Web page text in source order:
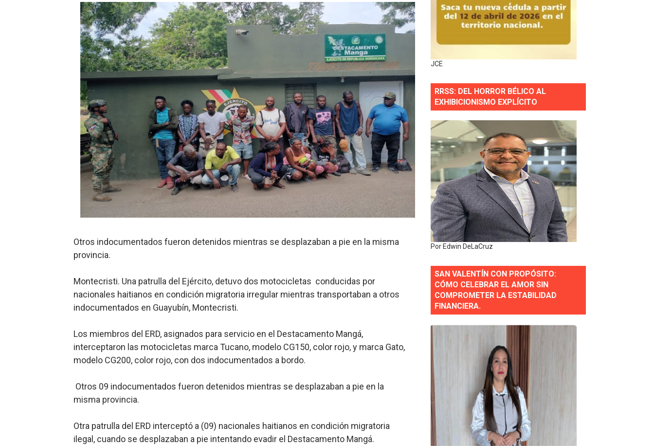
​Domingo Plácido critica la situación económica y califica de ineficiente la gestión del gobierno
Graduación XII Promoción Servicio Militar Voluntario
Fellito Suberví asegura en Carolina Mejía RD tiene la oportunidad histórica de elegir la primera mujer presidente de la República
Hipótesis policial sobre atentado a balazos en la avenida Abraham Lincoln y fallecer horas después
CESDN urge fortalecer el sistema eléctrico ante constantes apagones en Santo Domingo Norte
Cacerolazos, gomas quemadas y bombas lagrimógenas: Tensión en la Fernández Domínguez por apagones en Cayenas y Residencial Amalia
Roberto Ángel Salcedo anuncia festival cultural para la región Este
Roberto Ángel Salcedo anuncia festival cultural para la región Este
Lee Ballester a los que se forman como agentes “Todo el equipo de la DGM debe acogerse a normas éticas y ser garante de los derechos de
Operativo Interinstitucional “Compromiso Ambiental 2.0”
Trabajadores de la prensa y Obispado de la Provincia Santo Domingo Acuerdan Alianza Estratégica para Impulsar el Desarrollo de Santo
Más de 180 dirigentes sindicales de las Américas se reúnen en República Dominicana para fortalecer el diálogo social y el trabajo decente
Restaurante Amigos es reconocido por sus cuatro décadas de excelencia en el sector gastronómico
Otros indocumentados fueron detenidos mientras se desplazaban a pie en la misma
provincia.
Montecristi. Una patrulla del Ejército, detuvo dos motocicletas conducidas por
nacionales haitianos en condición migratoria irregular mientras transportaban a otros
indocumentados en Guayubín, Montecristi.
Los miembros del ERD, asignados para servicio en el Destacamento Mangá,
interceptaron las motocicletas marca Tucano, modelo CG150, color rojo, y marca Gato,
modelo CG200, color rojo, con dos indocumentados a bordo.
Otros 09 indocumentados fueron detenidos mientras se desplazaban a pie en la
misma provincia.
Otra patrulla del ERD interceptó a (09) nacionales haitianos en condición migratoria
ilegal, cuando se desplazaban a pie intentando evadir el Destacamento Mangá.
JCE
RRSS: DEL HORROR BÉLICO AL
EXHIBICIONISMO EXPLÍCITO
Por Edwin DeLaCruz
SAN VALENTÍN CON PROPÓSITO:
CÓMO CELEBRAR EL AMOR SIN
COMPROMETER LA ESTABILIDAD
FINANCIERA.